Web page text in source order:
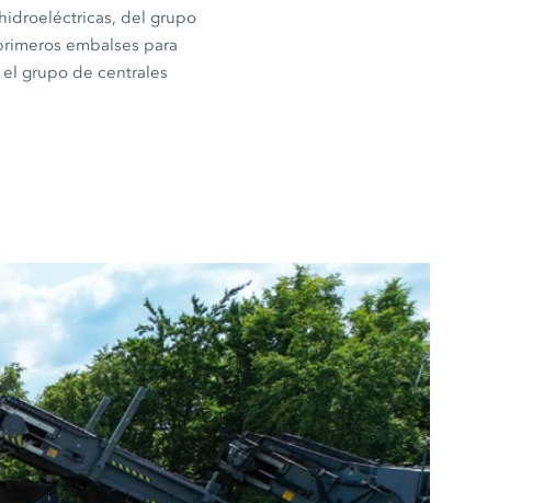
del grupo
embalses para
grupo de centrales